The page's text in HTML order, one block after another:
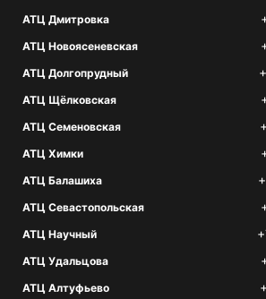
АТЦ Дмитровка
АТЦ Новоясеневская
АТЦ Долгопрудный
АТЦ Щёлковская
АТЦ Семеновская
АТЦ Химки
АТЦ Балашиха
АТЦ Севастопольская
АТЦ Научный
АТЦ Удальцова
АТЦ Алтуфьево